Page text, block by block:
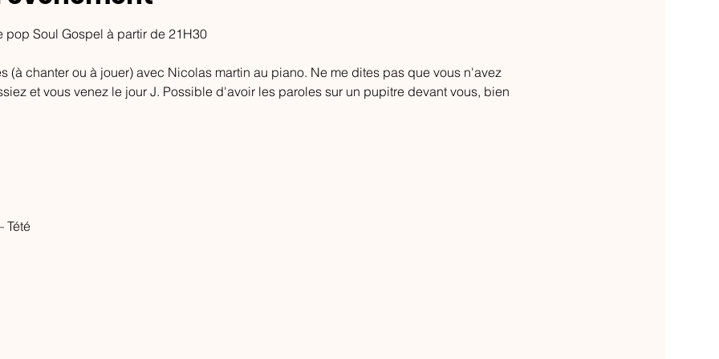
pop Soul Gospel à partir de 21H30
(à chanter ou à jouer) avec Nicolas martin au piano. Ne me dites pas que vous n'avez
et vous venez le jour J. Possible d'avoir les paroles sur un pupitre devant vous, bien
Tété